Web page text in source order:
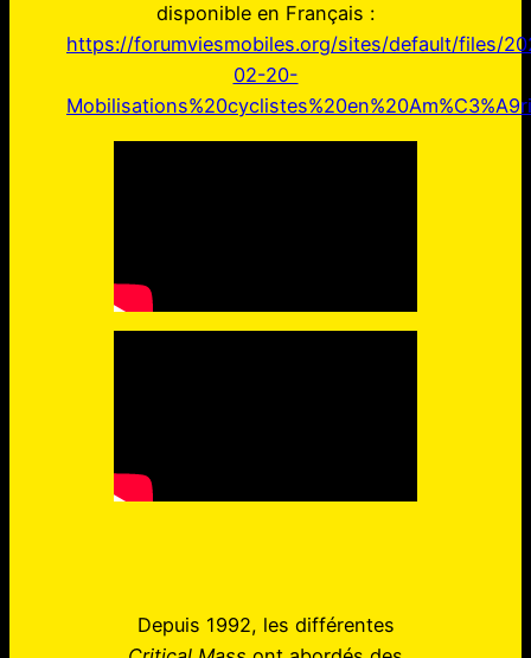
disponible en Français :
https://forumviesmobiles.org/sites/default/files/
02-20-
Depuis 1992, les différentes